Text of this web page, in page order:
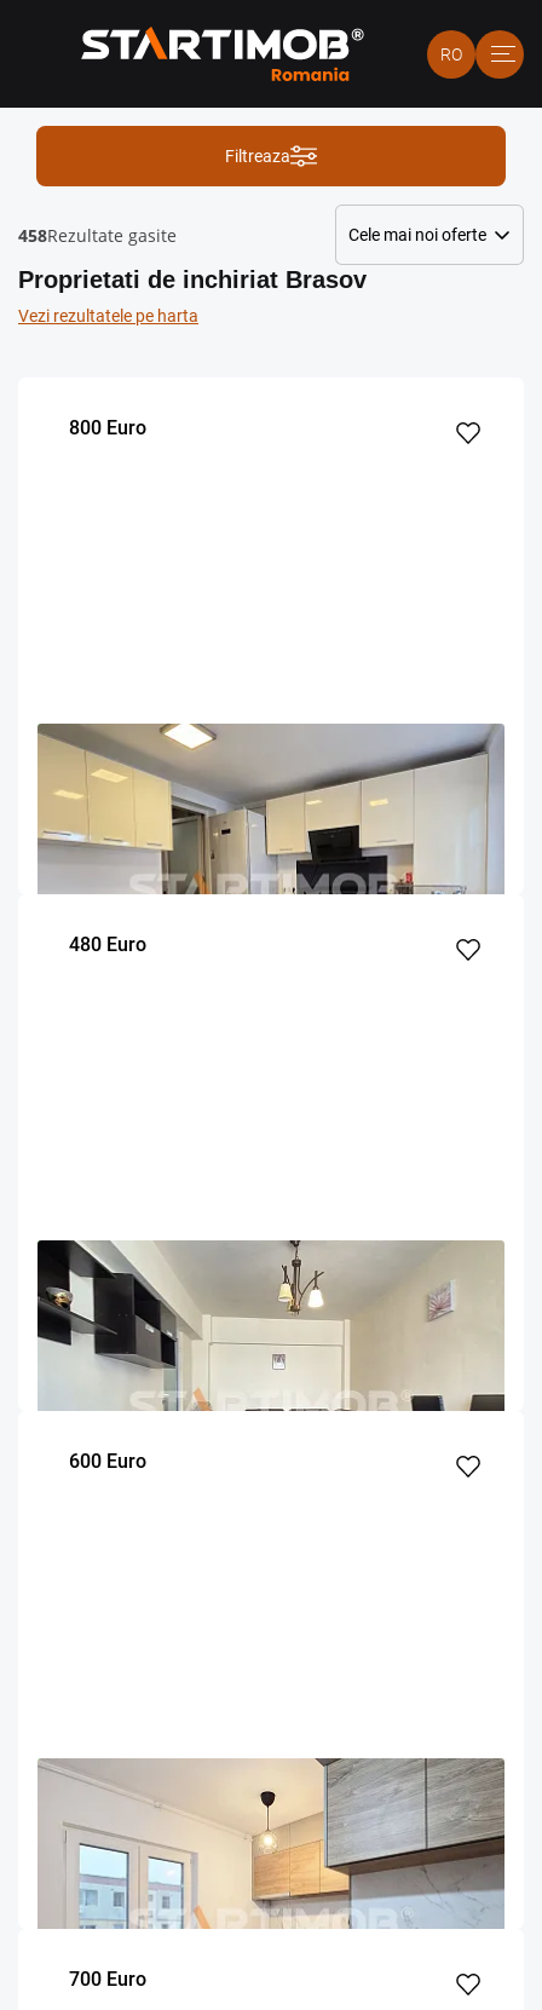
RO
Filtreaza
458Rezultate gasite
Proprietati de inchiriat Brasov
Vezi rezultatele pe harta
800 Euro
OFERTA NOUA COMISION 50%
Apartament mobilat Colina Universitatii cu 2 parcari
98
dormitoare
Parter
Etaj
480 Euro
OFERTA NOUA
Apartament 2 camere cu parcare Racadau
Brasov
56 5
600 Euro
OFERTA NOUA COMISION 50%
Apartament renovat 3 camere zona ITC Vlahuta
Brasov
80.9
m²
2
dormitoare
3
Etaj
700 Euro